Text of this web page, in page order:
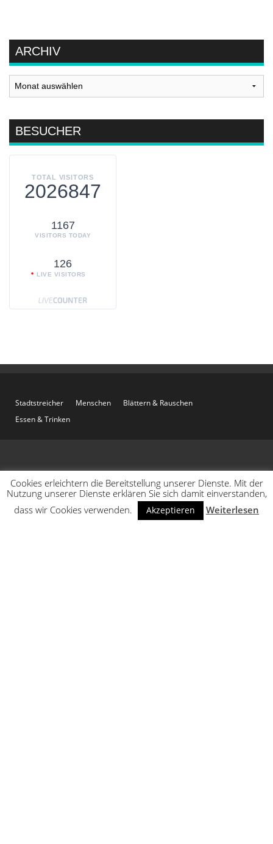
ARCHIV
Archiv
BESUCHER
TOTAL VISITORS
2026847
1167
VISITORS TODAY
126
LIVE VISITORS
Stadtstreicher Menschen
Blättern & Rauschen
Essen & Trinken
Cookies erleichtern die Bereitstellung unserer Dienste. Mit der
Nutzung unserer Dienste erklären Sie sich damit einverstanden,
dass wir Cookies verwenden.
Akzeptieren Weiterlesen